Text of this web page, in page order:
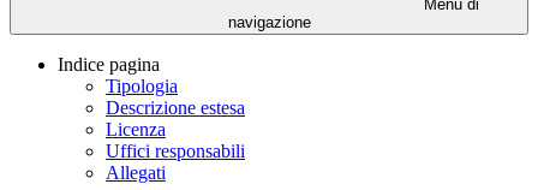
Menu di
navigazione
Indice pagina
Tipologia
Descrizione estesa
Licenza
Uffici responsabili
Allegati